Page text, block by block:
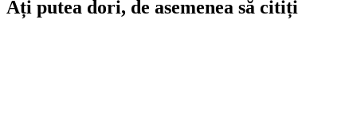
Ați putea dori, de asemenea să citiți